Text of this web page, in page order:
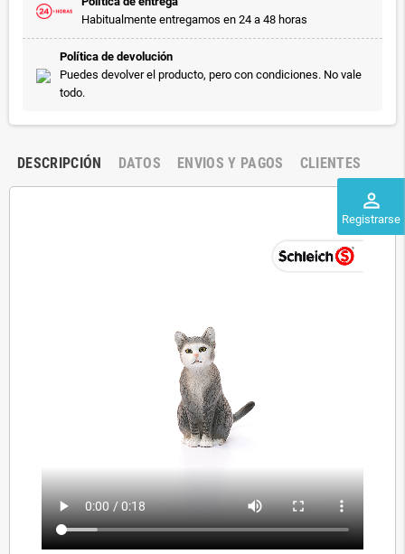
perm_identity
Registrarse
Habitualmente entregamos en 24 a 48 horas
Política de devolución
Puedes devolver el producto, pero con condiciones. No vale
todo.
DESCRIPCIÓN DATOS ENVIOS Y PAGOS CLIENTES